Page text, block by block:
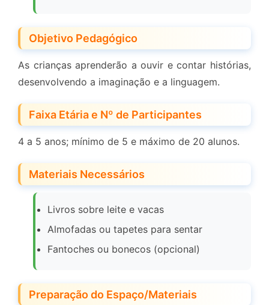
Objetivo Pedagógico
As crianças aprenderão a ouvir e contar histórias,
desenvolvendo a imaginação e a linguagem.
Faixa Etária e Nº de Participantes
4 a 5 anos; mínimo de 5 e máximo de 20 alunos.
Materiais Necessários
Livros sobre leite e vacas
Almofadas ou tapetes para sentar
Fantoches ou bonecos (opcional)
Preparação do Espaço/Materiais